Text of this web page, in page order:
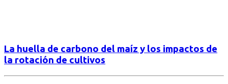
La huella de carbono del maíz y los impactos de
la rotación de cultivos